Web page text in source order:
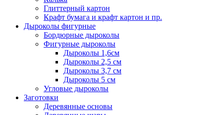
Глиттерный картон
Крафт бумага и крафт картон и пр.
Дыроколы фигурные
Бордюрные дыроколы
Фигурные дыроколы
Дыроколы 1,6см
Дыроколы 2,5 см
Дыроколы 3,7 см
Дыроколы 5 см
Угловые дыроколы
Заготовки
Деревянные основы